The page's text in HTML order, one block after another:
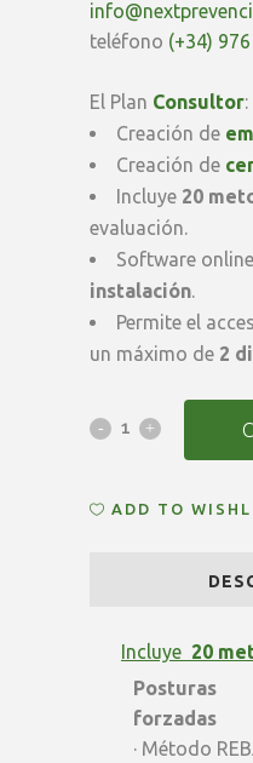
teléfono (+34)
El Plan Consultor:
Creación de
Creación de
Incluye 20
evaluación.
Software
instalación.
Permite el
un máximo de 2
Suscripción
ERGOsoft
Plan
Consultor
(descuento
ADD TO
Incluye 20
Posturas
forzadas
· Método